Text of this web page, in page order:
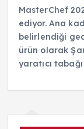
MasterChef
ediyor. Ana
belirlendiği
ürün olarak
yaratıcı